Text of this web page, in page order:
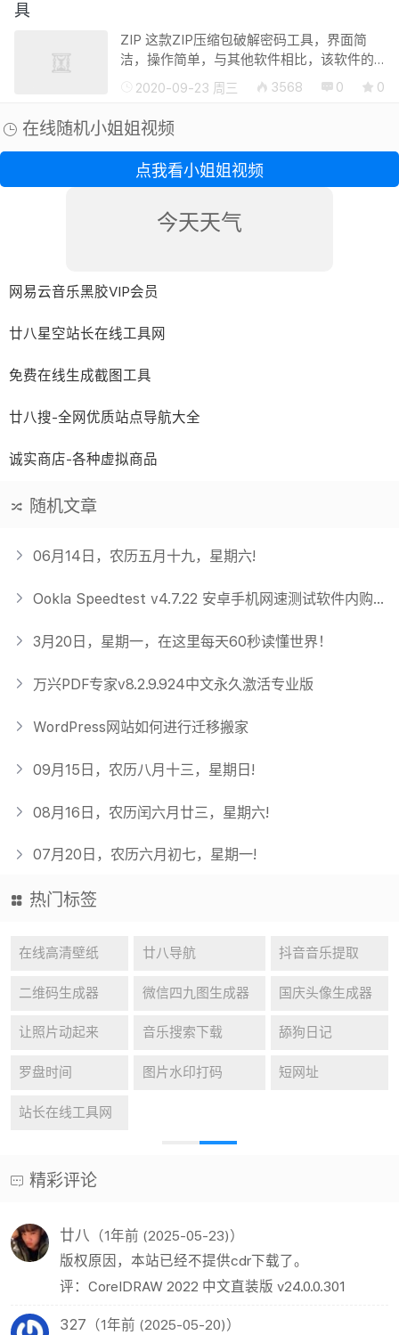
具
ZIP 这款ZIP压缩包破解密码工具，界面简
洁，操作简单，与其他软件相比，该软件的
破解功能十分强大，支持保存恢复状态，可
以随时中断程序，并在停止后从同一点恢
复，能够快速的解决压缩包密码...
2020-09-23 周三 3568 0 0
在线随机小姐姐视频
点我看小姐姐视频
今天天气
网易云音乐黑胶VIP会员
廿八星空站长在线工具网
免费在线生成截图工具
廿八搜-全网优质站点导航大全
诚实商店-各种虚拟商品
随机文章
06月14日，农历五月十九，星期六!
Ookla Speedtest v4.7.22 安卓手机网速测试软件内购破解版
3月20日，星期一，在这里每天60秒读懂世界！
万兴PDF专家v8.2.9.924中文永久激活专业版
WordPress网站如何进行迁移搬家
09月15日，农历八月十三，星期日!
08月16日，农历闰六月廿三，星期六!
07月20日，农历六月初七，星期一!
热门标签
在线高清壁纸 廿八导航 抖音音乐提取
二维码生成器 微信四九图生成器 国庆头像生成器
让照片动起来 音乐搜索下载 舔狗日记
罗盘时间 图片水印打码 短网址
站长在线工具网
精彩评论
廿八 （1年前 (2025-05-23)）
版权原因，本站已经不提供cdr下载了。
评：CorelDRAW 2022 中文直装版 v24.0.0.301
327 （1年前 (2025-05-20)）